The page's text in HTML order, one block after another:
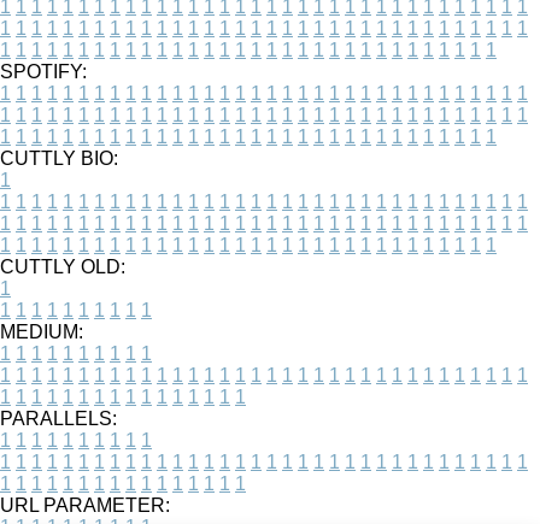
1 1 1 1 1 1 1 1 1 1 1 1 1 1 1 1 1 1 1 1 1 1 1 1 1 1 1 1 1 1 1 1 1 1
1 1 1 1 1 1 1 1 1 1 1 1 1 1 1 1 1 1 1 1 1 1 1 1 1 1 1 1 1 1 1 1 1 1
1 1 1 1 1 1 1 1 1 1 1 1 1 1 1 1 1 1 1 1 1 1 1 1 1 1 1 1 1 1 1 1
SPOTIFY:
1 1 1 1 1 1 1 1 1 1 1 1 1 1 1 1 1 1 1 1 1 1 1 1 1 1 1 1 1 1 1 1 1 1
1 1 1 1 1 1 1 1 1 1 1 1 1 1 1 1 1 1 1 1 1 1 1 1 1 1 1 1 1 1 1 1 1 1
1 1 1 1 1 1 1 1 1 1 1 1 1 1 1 1 1 1 1 1 1 1 1 1 1 1 1 1 1 1 1 1
CUTTLY BIO:
1
1 1 1 1 1 1 1 1 1 1 1 1 1 1 1 1 1 1 1 1 1 1 1 1 1 1 1 1 1 1 1 1 1 1
1 1 1 1 1 1 1 1 1 1 1 1 1 1 1 1 1 1 1 1 1 1 1 1 1 1 1 1 1 1 1 1 1 1
1 1 1 1 1 1 1 1 1 1 1 1 1 1 1 1 1 1 1 1 1 1 1 1 1 1 1 1 1 1 1 1
CUTTLY OLD:
1
1 1 1 1 1 1 1 1 1 1
MEDIUM:
1 1 1 1 1 1 1 1 1 1
1 1 1 1 1 1 1 1 1 1 1 1 1 1 1 1 1 1 1 1 1 1 1 1 1 1 1 1 1 1 1 1 1 1
1 1 1 1 1 1 1 1 1 1 1 1 1 1 1 1
PARALLELS:
1 1 1 1 1 1 1 1 1 1
1 1 1 1 1 1 1 1 1 1 1 1 1 1 1 1 1 1 1 1 1 1 1 1 1 1 1 1 1 1 1 1 1 1
1 1 1 1 1 1 1 1 1 1 1 1 1 1 1 1
URL PARAMETER: